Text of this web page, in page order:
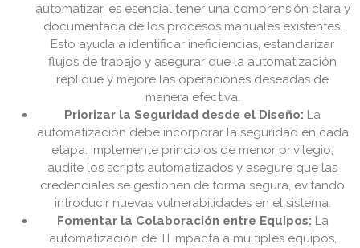
automatizar, es esencial tener una comprensión clara y
documentada de los procesos manuales existentes.
Esto ayuda a identificar ineficiencias, estandarizar
flujos de trabajo y asegurar que la automatización
replique y mejore las operaciones deseadas de
manera efectiva.
Priorizar la Seguridad desde el Diseño: La
automatización debe incorporar la seguridad en cada
etapa. Implemente principios de menor privilegio,
audite los scripts automatizados y asegure que las
credenciales se gestionen de forma segura, evitando
introducir nuevas vulnerabilidades en el sistema.
Fomentar la Colaboración entre Equipos: La
automatización de TI impacta a múltiples equipos,